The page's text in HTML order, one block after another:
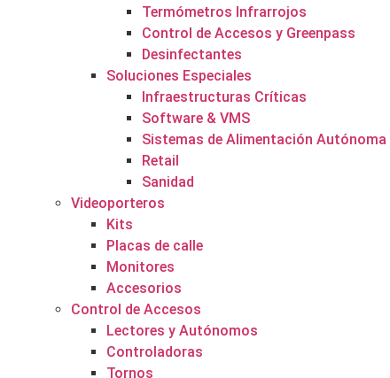
Termómetros Infrarrojos
Control de Accesos y Greenpass
Desinfectantes
Soluciones Especiales
Infraestructuras Críticas
Software & VMS
Sistemas de Alimentación Autónoma
Retail
Sanidad
Videoporteros
Kits
Placas de calle
Monitores
Accesorios
Control de Accesos
Lectores y Autónomos
Controladoras
Tornos